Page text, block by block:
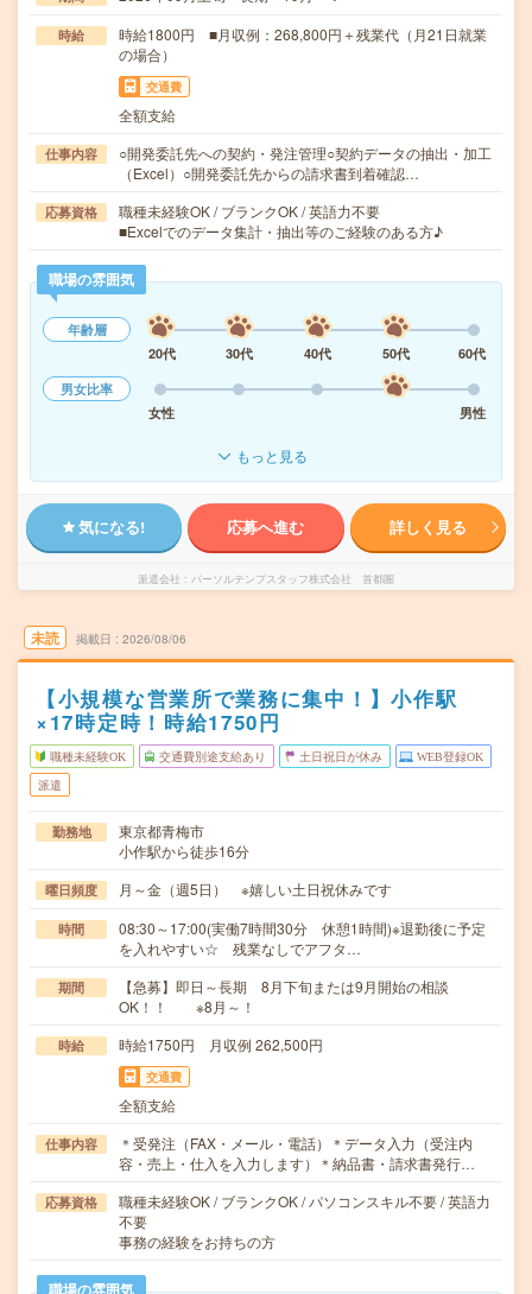
時給
時給1800円 ■月収例：268,800円＋残業代（月21日就業
の場合）
交通費
全額支給
仕事内容
○開発委託先への契約・発注管理○契約データの抽出・加工
（Excel）○開発委託先からの請求書到着確認…
応募資格
職種未経験OK / ブランクOK / 英語力不要
■Excelでのデータ集計・抽出等のご経験のある方♪
職場の雰囲気
年齢層
20代
30代 40代 50代
60代
男女比率
女性
男性
もっと見る
気になる! 応募へ進む 詳しく見る
派遣会社 パーソルテンプスタッフ株式会社 首都圏
未読 掲載日 2026/08/06
【小規模な営業所で業務に集中！】小作駅
×17時定時！時給1750円
職種未経験OK 交通費別途支給あり 土日祝日が休み WEB登録OK
派遣
勤務地
東京都青梅市
小作駅から徒歩16分
曜日頻度 月～金（週5日） ※嬉しい土日祝休みです
時間
08:30～17:00(実働7時間30分 休憩1時間)※退勤後に予定
を入れやすい☆ 残業なしでアフタ…
期間
【急募】即日～長期 8月下旬または9月開始の相談
OK！！ ※8月～！
時給 時給1750円 月収例 262,500円
交通費
全額支給
仕事内容
＊受発注（FAX・メール・電話）＊データ入力（受注内
容・売上・仕入を入力します）＊納品書・請求書発行…
応募資格
職種未経験OK / ブランクOK / パソコンスキル不要 / 英語力
不要
事務の経験をお持ちの方
職場の雰囲気